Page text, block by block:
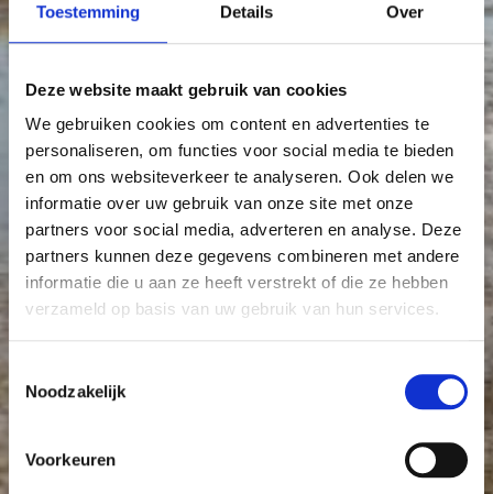
Toestemming Details Over
Deze website maakt gebruik van cookies
We gebruiken cookies om content en advertenties te
personaliseren, om functies voor social media te bieden
en om ons websiteverkeer te analyseren. Ook delen we
informatie over uw gebruik van onze site met onze
partners voor social media, adverteren en analyse. Deze
partners kunnen deze gegevens combineren met andere
informatie die u aan ze heeft verstrekt of die ze hebben
verzameld op basis van uw gebruik van hun services.
Noodzakelijk
Voorkeuren